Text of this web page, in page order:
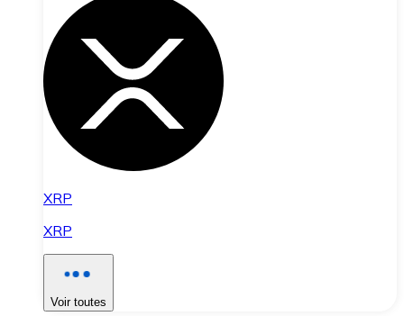
XRP
XRP
Voir toutes